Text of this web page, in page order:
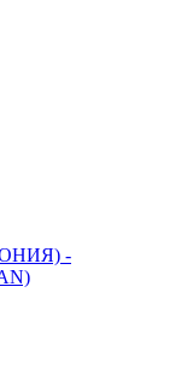
-